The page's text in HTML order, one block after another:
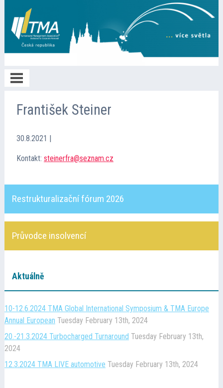
Home
O TMA
Spolupráce
Kontakt
František Steiner
30.8.2021 |
Kontakt: steinerfra@seznam.cz
Restrukturalizační fórum 2026
Průvodce insolvencí
Aktuálně
10-12.6.2024 TMA Global International Symposium & TMA Europe
Annual European Tuesday February 13th, 2024
20.-21.3.2024 Turbocharged Turnaround Tuesday February 13th,
2024
12.3.2024 TMA LIVE automotive Tuesday February 13th, 2024